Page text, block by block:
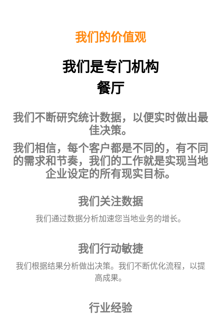
我们的价值观
我们是专门机构
餐厅
我们不断研究统计数据，以便实时做出最
佳决策。
我们相信，每个客户都是不同的，有不同
的需求和节奏，我们的工作就是实现当地
企业设定的所有现实目标。
我们关注数据
我们通过数据分析加速您当地业务的增长。
我们行动敏捷
我们根据结果分析做出决策。我们不断优化流程，以提
高成果。
行业经验